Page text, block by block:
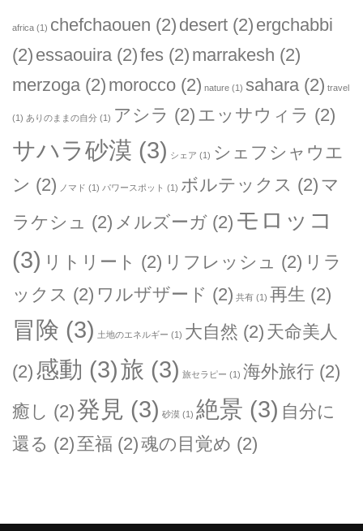
africa (1) chefchaouen (2) desert (2) ergchabbi
(2) essaouira (2)fes (2) marrakesh (2)
merzoga (2) morocco (2) nature (1) sahara (2) travel
(1) ありのままの自分 (1) アシラ (2) エッサウィラ (2)
サハラ砂漠 (3) シェア (1) シェフシャウエ
ン (2) ノマド (1) パワースポット (1) ボルテックス (2) マ
ラケシュ (2) メルズーガ (2) モロッコ
(3) リトリート (2) リフレッシュ (2) リラ
ックス (2) ワルザザード (2) 共有 (1) 再生 (2)
冒険 (3) 土地のエネルギー (1) 大自然 (2) 天命美人
(2) 感動 (3)旅 (3) 旅セラピー (1) 海外旅行 (2)
癒し (2) 発見 (3) 砂漠 (1) 絶景 (3) 自分に
還る (2) 至福 (2)魂の目覚め (2)